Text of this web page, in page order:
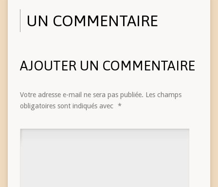
UN COMMENTAIRE
AJOUTER UN COMMENTAIRE
Votre adresse e-mail ne sera pas publiée. Les champs
obligatoires sont indiqués avec *